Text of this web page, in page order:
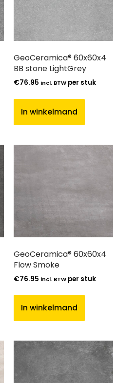
GeoCeramica® 60x60x4
BB stone LightGrey
€76.95 incl. BTW per stuk
In winkelmand
GeoCeramica® 60x60x4
Flow Smoke
€76.95 incl. BTW per stuk
In winkelmand